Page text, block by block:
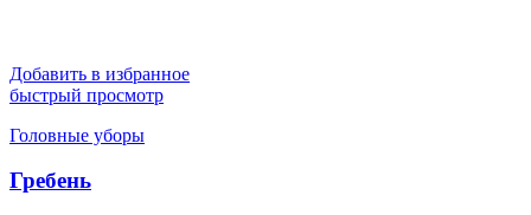
Добавить в избранное
быстрый просмотр
Головные уборы
Гребень